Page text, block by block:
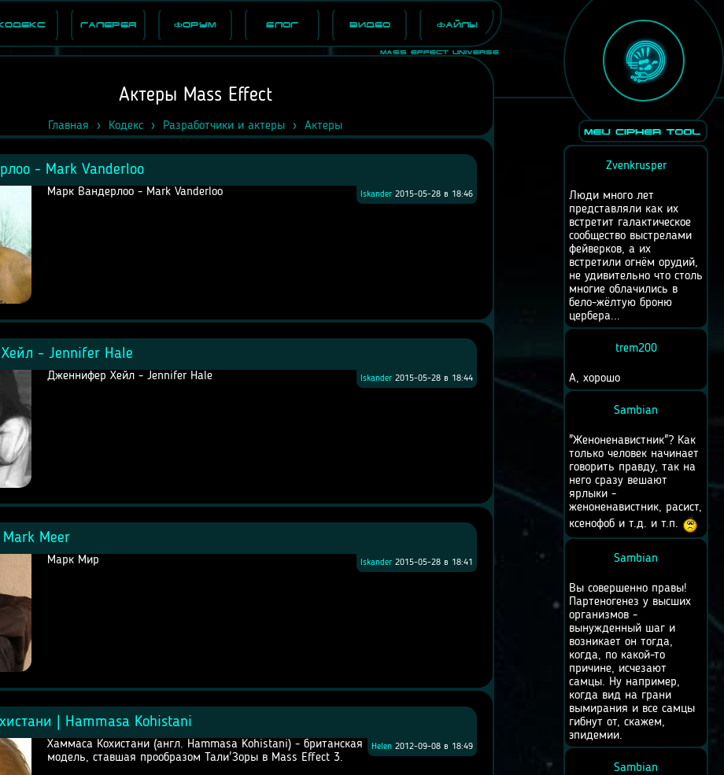
Mass Effect Universe
Галерея Форум Блог Видео Файлы
Главная Кодекс Разработчики и актеры Актеры
Актеры Mass Effect
- Mark Vanderloo
Iskander 2015-05-28 в 18:46
Марк Вандерлоо - Mark Vanderloo
- Jennifer Hale
Iskander 2015-05-28 в 18:44
Дженнифер Хейл - Jennifer Hale
Meer
Iskander 2015-05-28 в 18:41
Марк Мир
| Hammasa Kohistani
Helen 2012-09-08 в 18:49
Хаммаса Кохистани (англ. Hammasa Kohistani) - британская
модель, ставшая прообразом Тали'Зоры в Mass Effect 3.
Zvenkrusper
Люди много лет
представляли как их
встретит галактическое
сообщество выстрелами
фейверков, а их
встретили огнём орудий,
не удивительно что столь
многие облачились в
бело-жёлтую броню
цербера...
trem200
А, хорошо
Sambian
"Женоненавистник"? Как
только человек начинает
говорить правду, так на
него сразу вешают
ярлыки -
женоненавистник, расист,
ксенофоб и т.д. и т.п.
Sambian
Вы совершенно правы!
Партеногенез у высших
организмов -
вынужденный шаг и
возникает он тогда,
когда, по какой-то
причине, исчезают
самцы. Ну например,
когда вид на грани
вымирания и все самцы
гибнут от, скажем,
эпидемии.
Sambian